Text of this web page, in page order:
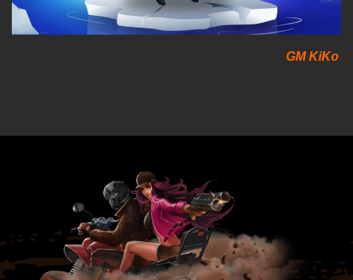
GM KiKo